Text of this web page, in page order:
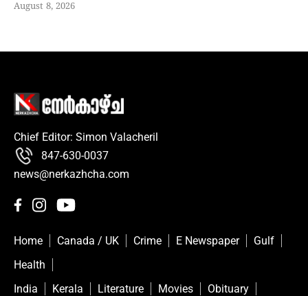
August 8, 2026
Chief Editor: Simon Valacheril
847-630-0037
news@nerkazhcha.com
Home Canada / UK Crime E Newspaper
Gulf
Health
India
Kerala Literature Movies Obituary